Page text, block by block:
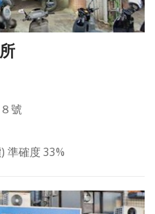
號
準確度 33%